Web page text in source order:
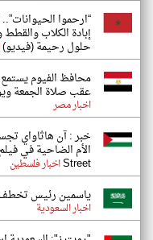
“ارحموا
إبادة الكلاب
حلول رحيمة (فيديو)
محافظ الفيوم
عقب صلاة الجمعة
اخبار مصر
خبر : آن هاثاواي
Streetاخبار فلسطين
ياسمين رئيس تخطف
اخبار السعودية